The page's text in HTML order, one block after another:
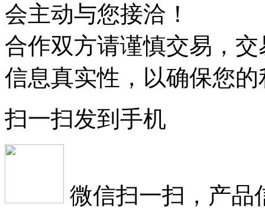
会主动与您接洽！
合作双方请谨慎交易，
信息真实性，以确保您
扫一扫发到手机
微信扫一扫，产品